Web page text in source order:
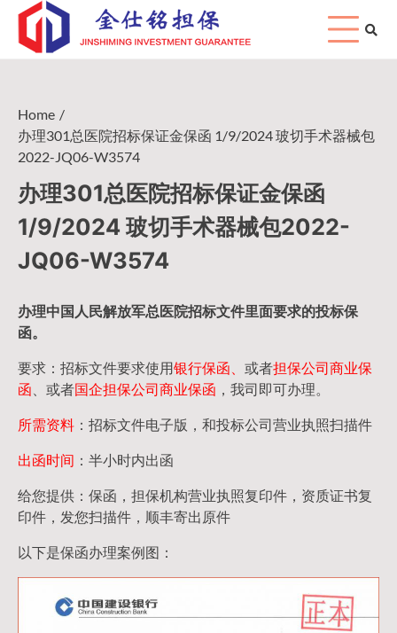
Skip
content
Home
办理301总医院招标保证金保函 1/9/2024 玻切手术器械包
2022-JQ06-W3574
办理301总医院招标保证金保函
1/9/2024 玻切手术器械包2022-
JQ06-W3574
办理中国人民解放军总医院招标文件里面要求的投标保
函。
要求：招标文件要求使用银行保函、 或者担保公司商业保
函 、或者国企担保公司商业保函 ，我司即可办理。
所需资料 ：招标文件电子版，和投标公司营业执照扫描件
出函时间 ：半小时内出函
给您提供：保函，担保机构营业执照复印件，资质证书复
印件，发您扫描件，顺丰寄出原件
以下是保函办理案例图：